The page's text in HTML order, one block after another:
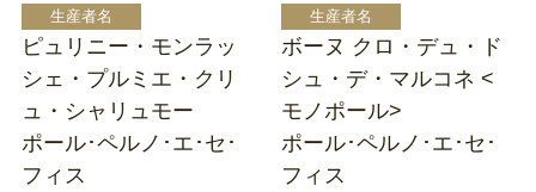
ピュリニー・モンラッ
シェ・プルミエ・クリ
ュ・シャリュモー
ポール･ペルノ･エ･セ･
フィス
ボーヌ クロ・デュ・ド
シュ・デ・マルコネ <
モノポール>
ポール･ペルノ･エ･セ･
フィス